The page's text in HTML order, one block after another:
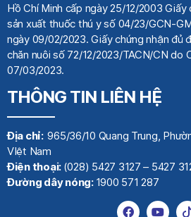
Hồ Chí Minh cấp ngày 25/12/2003
sản xuất thuốc thú y số 04/23/GCN-
ngày 09/02/2023. Giấy chứng nhận đủ
chăn nuôi số 72/12/2023/TACN/CN do
07/03/2023.
THÔNG TIN LIÊN HỆ
Địa chỉ:965/36/10 Quang Trung,
VIệt Nam
Điện thoại: (028) 5427 3127 – 5427
Đường dây nóng: 1900 571 287